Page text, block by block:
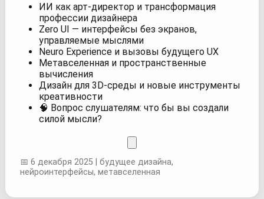
ИИ как арт-директор и трансформация
профессии дизайнера
Zero UI — интерфейсы без экранов,
управляемые мыслями
Neuro Experience и вызовы будущего UX
Метавселенная и пространственные
вычисления
Дизайн для 3D-среды и новые инструменты
креативности
🧠 Вопрос слушателям: что бы вы создали
силой мысли?
📅 6 декабря 2025 | будущее дизайна,
нейроинтерфейсы, метавселенная